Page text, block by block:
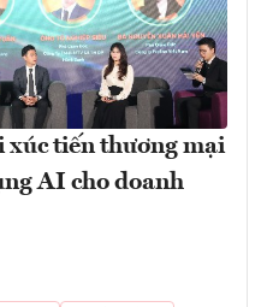
xúc tiến thương mại
AI cho doanh